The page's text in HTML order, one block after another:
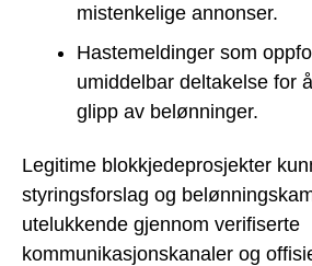
mistenkelige annonser.
Hastemeldinger som
umiddelbar deltakelse for
glipp av belønninger.
Legitime blokkjedeprosjekter
styringsforslag og
utelukkende gjennom verifiserte
kommunikasjonskanaler og